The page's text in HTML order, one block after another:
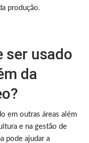
produção.
ser usado
da
em outras áreas além
e na gestão de
pode ajudar a